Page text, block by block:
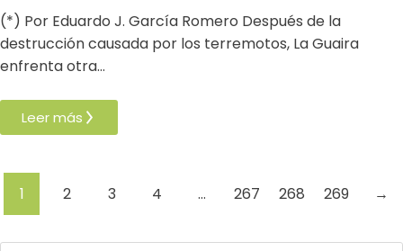
(*) Por Eduardo J. García Romero Después de la
destrucción causada por los terremotos, La Guaira
enfrenta otra…
Leer más
1 2 3 4 … 267 268 269 →